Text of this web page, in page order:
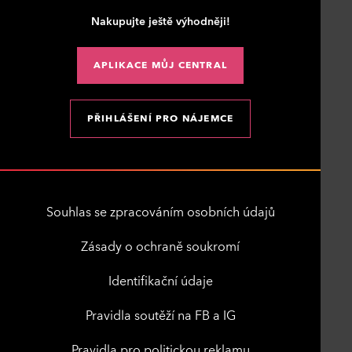
Nakupujte ještě výhodněji!
APLIKACE MŮJ CENTRAL
PŘIHLÁŠENÍ PRO NÁJEMCE
Souhlas se zpracováním osobních údajů
Zásady o ochraně soukromí
Identifikační údaje
Pravidla soutěží na FB a IG